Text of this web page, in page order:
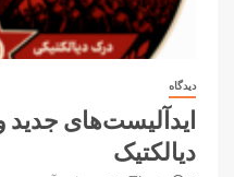
دیدگاه
ایدآلیست‌های جدید
دیالکتیک